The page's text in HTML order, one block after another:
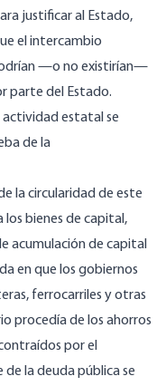
justificar al Estado,
el intercambio
—o no existirían—
parte del Estado.
actividad estatal se
de la
la circularidad de este
bienes de capital,
acumulación de capital
en que los gobiernos
ferrocarriles y otras
procedía de los ahorros
por el
la deuda pública se